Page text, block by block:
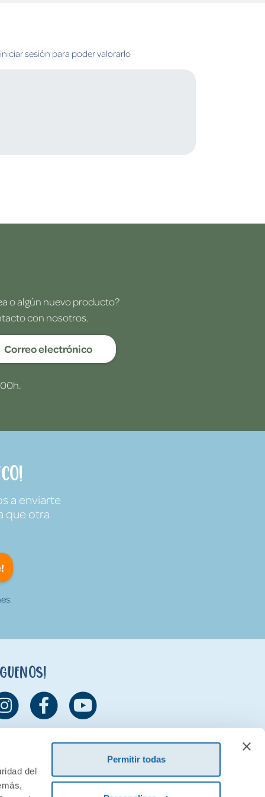
del
Permitir todas
sesión para poder valorarlo
o algún nuevo producto?
con nosotros.
Correo electrónico
a enviarte
que otra